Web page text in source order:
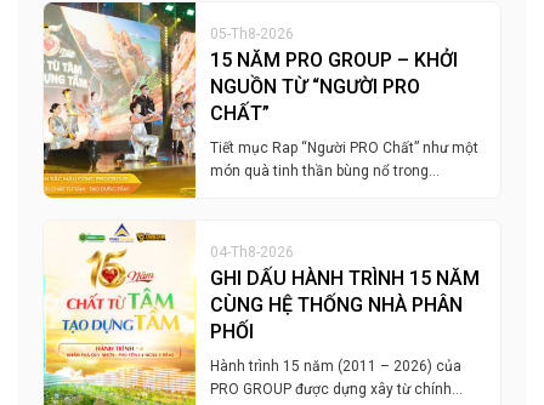
05-Th8-2026
15 NĂM PRO GROUP – KHỞI
NGUỒN TỪ “NGƯỜI PRO
CHẤT”
Tiết mục Rap “Người PRO Chất” như một
món quà tinh thần bùng nổ trong…
04-Th8-2026
GHI DẤU HÀNH TRÌNH 15 NĂM
CÙNG HỆ THỐNG NHÀ PHÂN
PHỐI
Hành trình 15 năm (2011 – 2026) của
PRO GROUP được dựng xây từ chính…